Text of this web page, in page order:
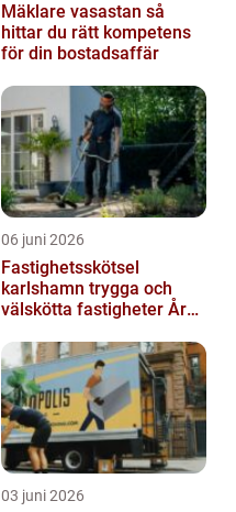
Mäklare vasastan så
hittar du rätt kompetens
för din bostadsaffär
06 juni 2026
Fastighetsskötsel
karlshamn trygga och
välskötta fastigheter Året
03 juni 2026